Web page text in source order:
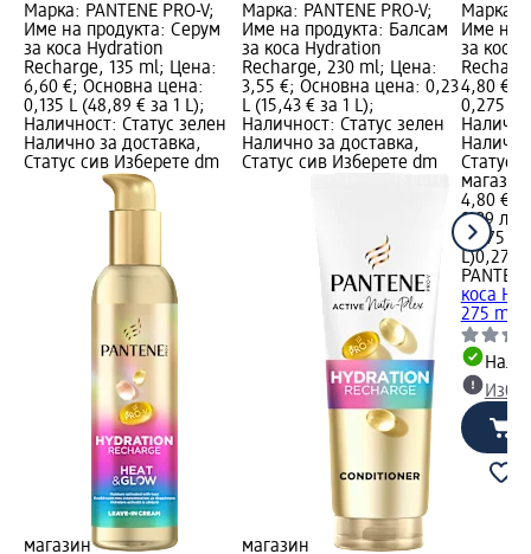
Марка: PANTENE PRO-V;
Име на продукта: Серум
за коса Hydration
Recharge, 135 ml; Цена:
6,60 €; Основна цена:
0,135 L (48,89 € за 1 L);
Наличност: Статус зелен
Налично за доставка,
Статус сив Изберете dm
магазин
Марка: PANTENE PRO-V;
Име на продукта: Балсам
за коса Hydration
Recharge, 230 ml; Цена:
3,55 €; Основна цена: 0,23
L (15,43 € за 1 L);
Наличност: Статус зелен
Налично за доставка,
Статус сив Изберете dm
магазин
Марка:
Име на
за коса
4,80 €;
0,275 L
Статус
магазин
4,80 €
9,39 лв.
0,275 L
L)0,275
коса
275 ml